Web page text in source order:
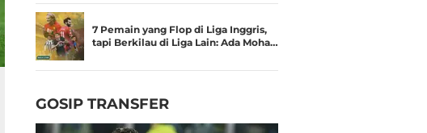
7 Pemain yang Flop di Liga Inggris,
tapi Berkilau di Liga Lain: Ada Moha…
GOSIP TRANSFER